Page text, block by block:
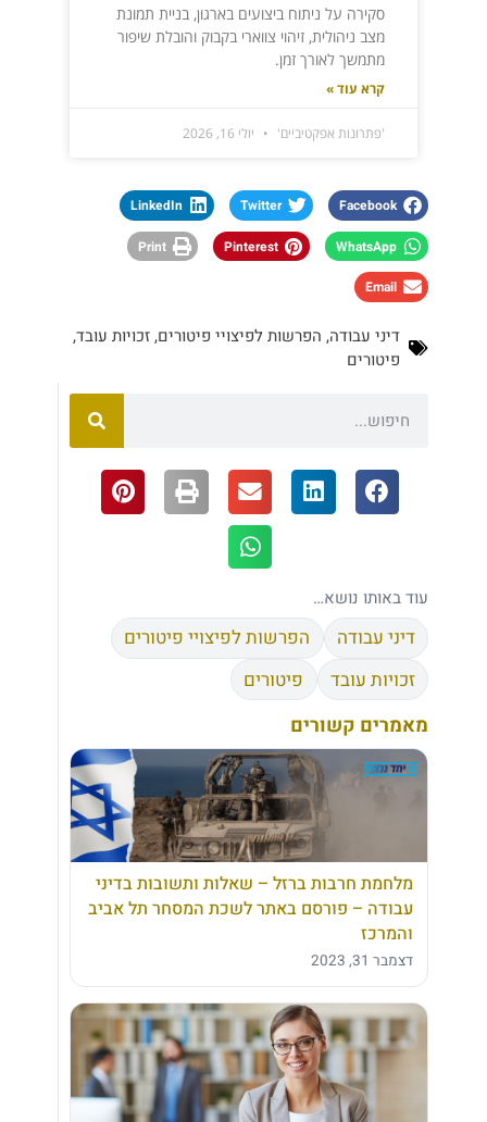
עוד באותו נושא…
דיני עבודה
הפרשות לפיצויי פיטורים
זכויות עובד
פיטורים
מאמרים קשורים
מלחמת חרבות ברזל – שאלות ותשובות בדיני
עבודה – פורסם באתר לשכת המסחר תל אביב
והמרכז
דצמבר 31, 2023
סקירה על ניתוח ביצועים בארגון, בניית תמונת
מצב ניהולית, זיהוי צווארי בקבוק והובלת שיפור
מתמשך לאורך זמן.
קרא עוד »
'פתרונות אפקטיביים' יולי 16, 2026
Facebook
Twitter
LinkedIn
WhatsApp
Pinterest
Print
Email
דיני עבודה, הפרשות לפיצויי פיטורים,זכויות עובד,
פיטורים